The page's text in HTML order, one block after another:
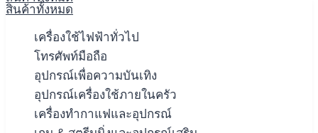
สินค้าทั้งหมด
เครื่องใช้ไฟฟ้าทั่วไป
โทรศัพท์มือถือ
อุปกรณ์เพื่อความบันเทิง
อุปกรณ์เครื่องใช้ภายในครัว
เครื่องทำกาแฟและอุปกรณ์